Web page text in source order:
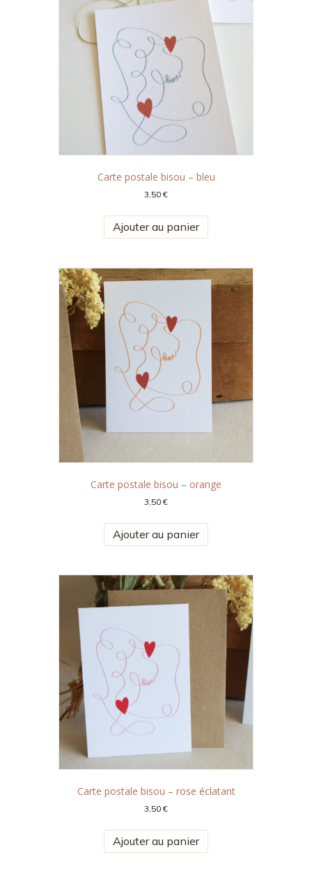
Carte postale bisou – bleu
3,50€
Ajouter au panier
Carte postale bisou – orange
3,50€
Ajouter au panier
Carte postale bisou – rose éclatant
3,50€
Ajouter au panier